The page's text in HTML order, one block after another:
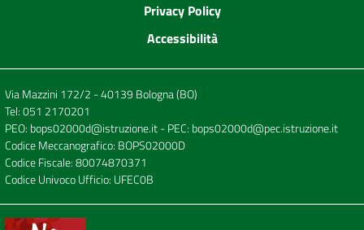
Privacy Policy
Accessibilità
Via Mazzini 172/2 - 40139 Bologna (BO)
Tel:051 2170201
PEO: bops02000d@istruzione.it- PEC: bops02000d@pec.istruzione.it
Codice Meccanografico: BOPS02000D
Codice Fiscale: 80074870371
Codice Univoco Ufficio: UFEC0B